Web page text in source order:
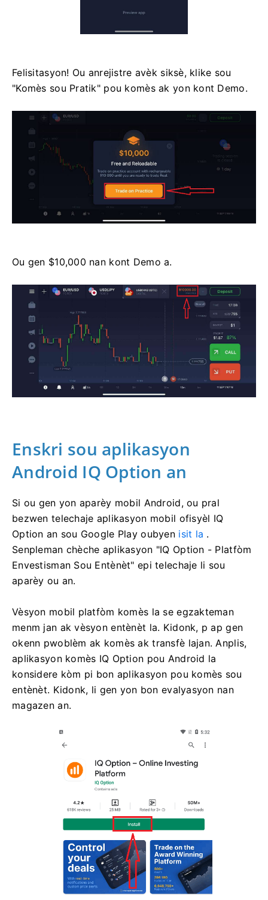
Felisitasyon! Ou anrejistre avèk siksè, klike sou
"Komès sou Pratik" pou komès ak yon kont Demo.
Ou gen $10,000 nan kont Demo a.
Enskri sou aplikasyon
Android IQ Option an
Si ou gen yon aparèy mobil Android, ou pral
bezwen telechaje aplikasyon mobil ofisyèl IQ
Option an sou Google Play oubyen isit la .
Senpleman chèche aplikasyon "IQ Option - Platfòm
Envestisman Sou Entènèt" epi telechaje li sou
aparèy ou an.
Vèsyon mobil platfòm komès la se egzakteman
menm jan ak vèsyon entènèt la. Kidonk, p ap gen
okenn pwoblèm ak komès ak transfè lajan. Anplis,
aplikasyon komès IQ Option pou Android la
konsidere kòm pi bon aplikasyon pou komès sou
entènèt. Kidonk, li gen yon bon evalyasyon nan
magazen an.